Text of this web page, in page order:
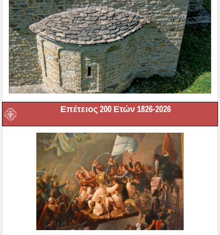
Επέτειος 200 Ετών 1826-2026